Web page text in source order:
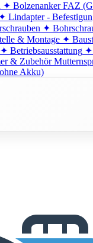
✦ Bolzenanker FAZ
Lindapter -
✦
& Montage ✦
✦ Betriebsausstattung ✦
& Zubehör
Akku)